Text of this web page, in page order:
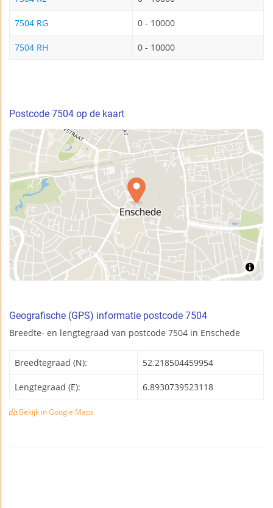
7504 RG 0 - 10000
7504 RH 0 - 10000
Postcode 7504 op de kaart
Geografische (GPS) informatie postcode 7504
Breedte- en lengtegraad van postcode 7504 in Enschede
Breedtegraad (N): 52.218504459954
Lengtegraad (E): 6.8930739523118
Bekijk in Google Maps